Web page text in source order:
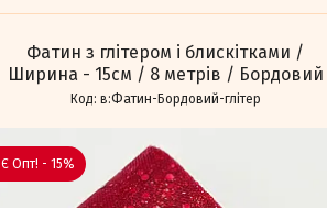
Фатин з глітером і блискітками /
Ширина - 15см / 8 метрів / Бордовий
в:Фатин-Бордовий-глітер
Є Опт! - 15%